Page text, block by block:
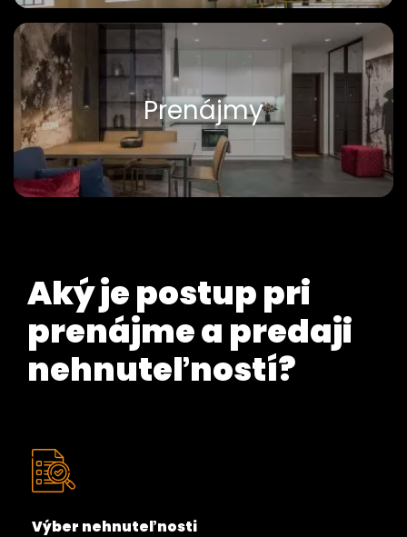
Prenájmy
Aký je postup pri
prenájme a predaji
nehnuteľností?
Výber nehnuteľnosti